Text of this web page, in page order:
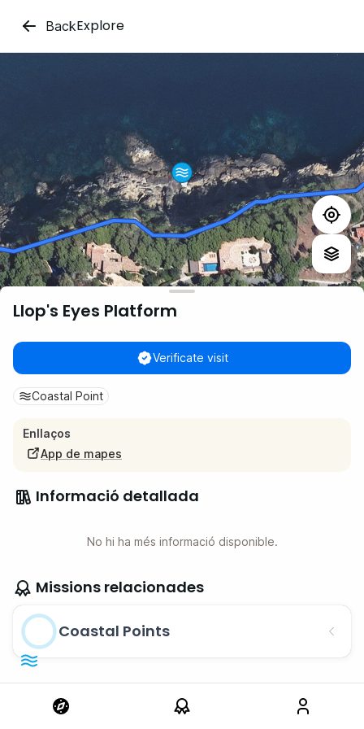
BackExplore
Llop's Eyes Platform
Verificate visit
Coastal Point
Enllaços
App de mapes
Informació detallada
No hi ha més informació disponible.
Missions relacionades
Coastal Points